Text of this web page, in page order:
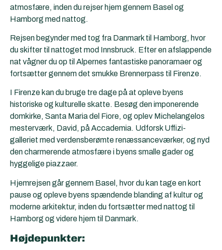
atmosfære, inden du rejser hjem gennem Basel og
Hamborg med nattog.
Rejsen begynder med tog fra Danmark til Hamborg, hvor
du skifter til nattoget mod Innsbruck. Efter en afslappende
nat vågner du op til Alpernes fantastiske panoramaer og
fortsætter gennem det smukke Brennerpass til Firenze.
I Firenze kan du bruge tre dage på at opleve byens
historiske og kulturelle skatte. Besøg den imponerende
domkirke, Santa Maria del Fiore, og oplev Michelangelos
mesterværk, David, på Accademia. Udforsk Uffizi-
galleriet med verdensberømte renæssanceværker, og nyd
den charmerende atmosfære i byens smalle gader og
hyggelige piazzaer.
Hjemrejsen går gennem Basel, hvor du kan tage en kort
pause og opleve byens spændende blanding af kultur og
moderne arkitektur, inden du fortsætter med nattog til
Hamborg og videre hjem til Danmark.
Højdepunkter: